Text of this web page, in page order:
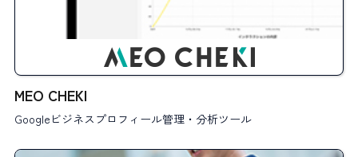
MEO CHEKI
Googleビジネスプロフィール管理・分析ツール